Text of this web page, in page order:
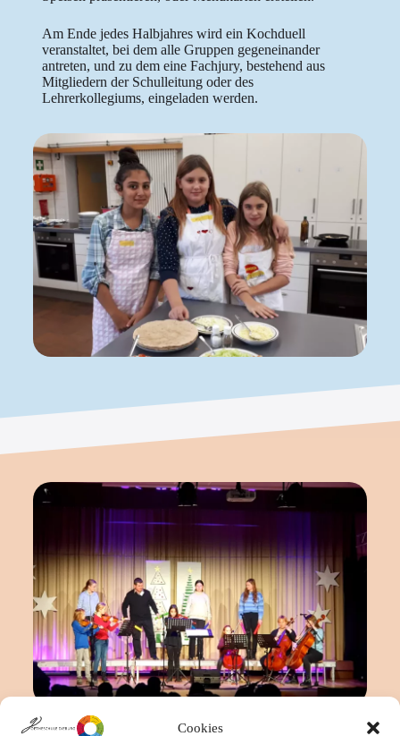
Cookies
Am Ende jedes Halbjahres wird ein Kochduell
veranstaltet, bei dem alle Gruppen gegeneinander
antreten, und zu dem eine Fachjury, bestehend aus
Mitgliedern der Schulleitung oder des
Lehrerkollegiums, eingeladen werden.